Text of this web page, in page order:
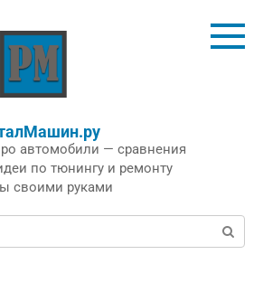
автомобили — сравнения
по тюнингу и ремонту
своими руками